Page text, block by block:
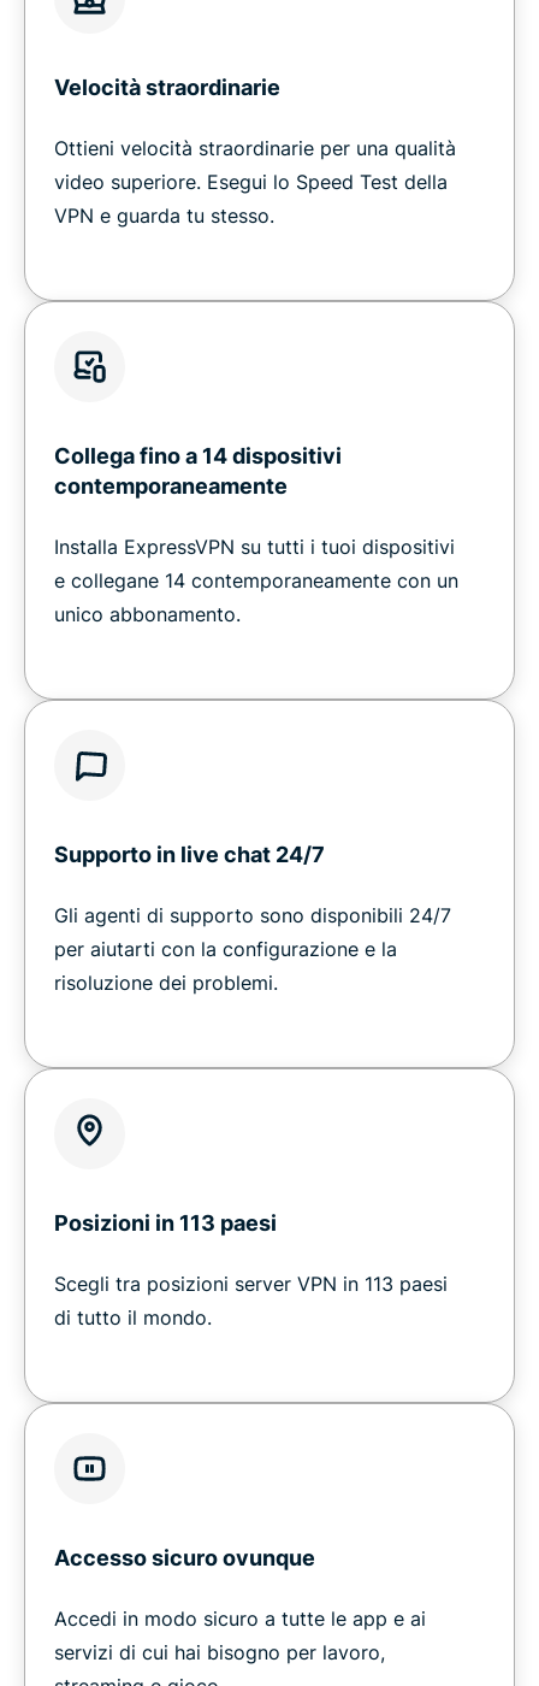
Velocità straordinarie
Ottieni velocità straordinarie per una qualità
video superiore. Esegui lo Speed Test della
VPN e guarda tu stesso.
Collega fino a 14 dispositivi
contemporaneamente
Installa ExpressVPN su tutti i tuoi dispositivi
e collegane 14 contemporaneamente con un
unico abbonamento.
Supporto in live chat 24/7
Gli agenti di supporto sono disponibili 24/7
per aiutarti con la configurazione e la
risoluzione dei problemi.
Posizioni in 113 paesi
Scegli tra posizioni server VPN in 113 paesi
di tutto il mondo.
Accesso sicuro ovunque
Accedi in modo sicuro a tutte le app e ai
servizi di cui hai bisogno per lavoro,